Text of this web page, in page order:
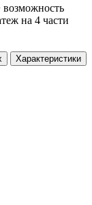
на 4 части
Характеристики